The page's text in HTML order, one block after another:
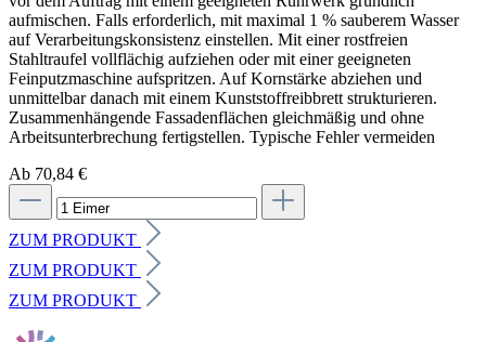
aufmischen. Falls erforderlich, mit maximal 1 % sauberem Wasser
auf Verarbeitungskonsistenz einstellen. Mit einer rostfreien
Stahltraufel vollflächig aufziehen oder mit einer geeigneten
Feinputzmaschine aufspritzen. Auf Kornstärke abziehen und
unmittelbar danach mit einem Kunststoffreibbrett strukturieren.
Zusammenhängende Fassadenflächen gleichmäßig und ohne
Arbeitsunterbrechung fertigstellen. Typische Fehler vermeiden
Ab 70,84 €
ZUM PRODUKT
ZUM PRODUKT
ZUM PRODUKT